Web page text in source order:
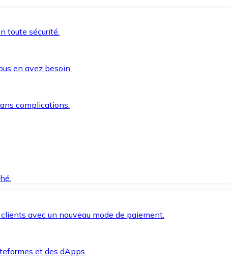
toute sécurité.
en avez besoin.
complications.
avec un nouveau mode de paiement.
et des dApps.